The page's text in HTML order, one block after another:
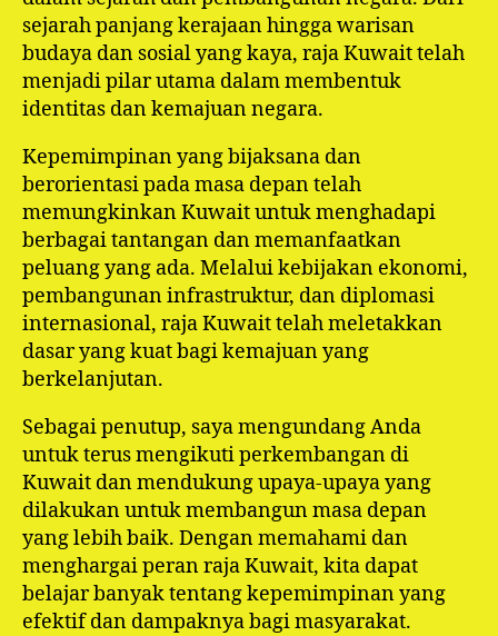
sejarah panjang kerajaan hingga warisan
budaya dan sosial yang kaya, raja Kuwait telah
menjadi pilar utama dalam membentuk
identitas dan kemajuan negara.
Kepemimpinan yang bijaksana dan
berorientasi pada masa depan telah
memungkinkan Kuwait untuk menghadapi
berbagai tantangan dan memanfaatkan
peluang yang ada. Melalui kebijakan ekonomi,
pembangunan infrastruktur, dan diplomasi
internasional, raja Kuwait telah meletakkan
dasar yang kuat bagi kemajuan yang
berkelanjutan.
Sebagai penutup, saya mengundang Anda
untuk terus mengikuti perkembangan di
Kuwait dan mendukung upaya-upaya yang
dilakukan untuk membangun masa depan
yang lebih baik. Dengan memahami dan
menghargai peran raja Kuwait, kita dapat
belajar banyak tentang kepemimpinan yang
efektif dan dampaknya bagi masyarakat.